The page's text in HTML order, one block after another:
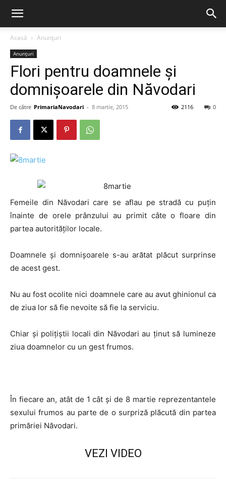
Acasă Anunțuri
Anunțuri
Flori pentru doamnele şi
domnişoarele din Năvodari
De către PrimariaNavodari - 8 martie, 2015 0
2116
Femeile din Năvodari care se aflau pe stradă cu puţin
înainte de orele prânzului au primit câte o floare din
partea autorităţilor locale.
Doamnele şi domnişoarele s-au arătat plăcut surprinse
de acest gest.
Nu au fost ocolite nici doamnele care au avut ghinionul ca
de ziua lor să fie nevoite să fie la serviciu.
Chiar şi poliţiştii locali din Năvodari au ţinut să lumineze
ziua doamnelor cu un gest frumos.
În fiecare an, atât de 1 cât şi de 8 martie reprezentantele
sexului frumos au parte de o surpriză plăcută din partea
primăriei Năvodari.
VEZI VIDEO